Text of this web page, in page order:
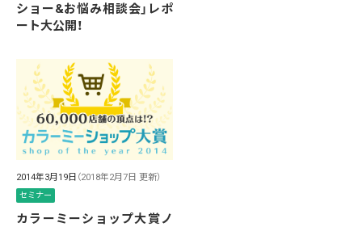
ショー&お悩み相談会」レポ
ート大公開！
2014年3月19日 （2018年2月7日 更新）
セミナー
カラーミーショップ大賞ノ